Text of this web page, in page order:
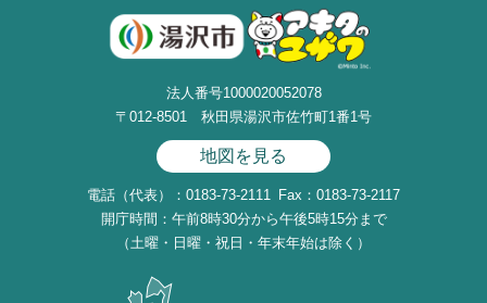
法人番号1000020052078
〒012-8501 秋田県湯沢市佐竹町1番1号
地図を見る
電話（代表）：0183-73-2111 Fax：0183-73-2117
開庁時間：午前8時30分から午後5時15分まで
（土曜・日曜・祝日・年末年始は除く）